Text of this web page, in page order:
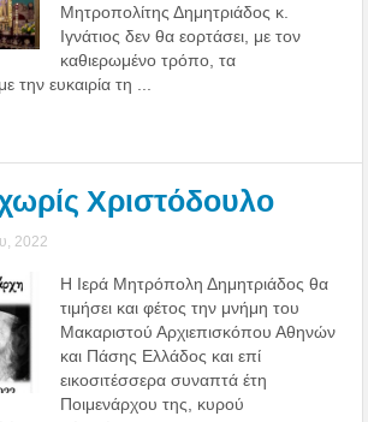
Μητροπολίτης Δημητριάδος κ.
Ιγνάτιος δεν θα εορτάσει, με τον
καθιερωμένο τρόπο, τα
την ευκαιρία τη ...
Χριστόδουλο
2022
Η Ιερά Μητρόπολη Δημητριάδος θα
τιμήσει και φέτος την μνήμη του
Μακαριστού Αρχιεπισκόπου Αθηνών
και Πάσης Ελλάδος και επί
εικοσιτέσσερα συναπτά έτη
Ποιμενάρχου της, κυρού